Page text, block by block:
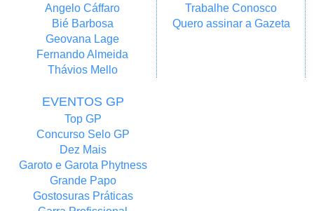
Angelo Cáffaro
Bié Barbosa
Geovana Lage
Fernando Almeida
Thávios Mello
Trabalhe Conosco
Quero assinar a Gazeta
EVENTOS GP
Top GP
Concurso Selo GP
Dez Mais
Garoto e Garota Phytness
Grande Papo
Gostosuras Práticas